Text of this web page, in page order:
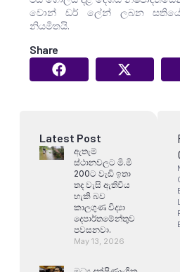
වොන් ඩර් ලේන් ලබන සතියේ
නියමිතයි.
Share
Latest Post
ඇතැම්
ස්ථානවලට මි.මි
200ට වැඩි ඉතා
තද වැසි ඇතිවිය
හැකි බව
කාලගුණ විද්‍යා
දෙපාර්තමේන්තුව
පවසනවා.
May 13, 2026